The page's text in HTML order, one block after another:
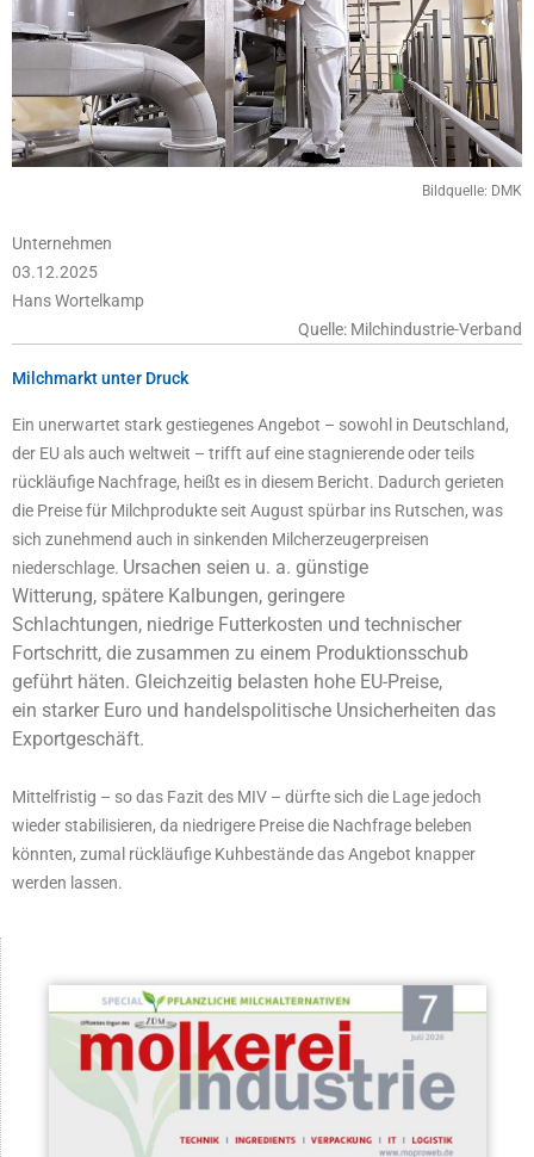
Bildquelle: DMK
Unternehmen
03.12.2025
Hans Wortelkamp
Quelle: Milchindustrie-Verband
Milchmarkt unter Druck
Ein unerwartet stark gestiegenes Angebot – sowohl in Deutschland,
der EU als auch weltweit – trifft aufeine stagnierende oder teils
rückläufige Nachfrage, heißt es in diesem Bericht. Dadurch gerieten
die Preise für Milchprodukte seit August spürbar ins Rutschen, was
sich zunehmend auch in sinkenden Milcherzeugerpreisen
niederschlage. Ursachen seien u. a. günstige
Witterung, spätere Kalbungen, geringere
Schlachtungen, niedrige Futterkosten und technischer
Fortschritt, die zusammen zu einem Produktionsschub
geführt häten. Gleichzeitig belasten hohe EU-Preise,
ein starker Euro und handelspolitische Unsicherheiten das
Exportgeschäft.
Mittelfristig – so das Fazit des MIV – dürfte sich die Lage jedoch
wieder stabilisieren, da niedrigere Preise die Nachfrage beleben
könnten, zumal rückläufige Kuhbestände das Angebot knapper
werden lassen.